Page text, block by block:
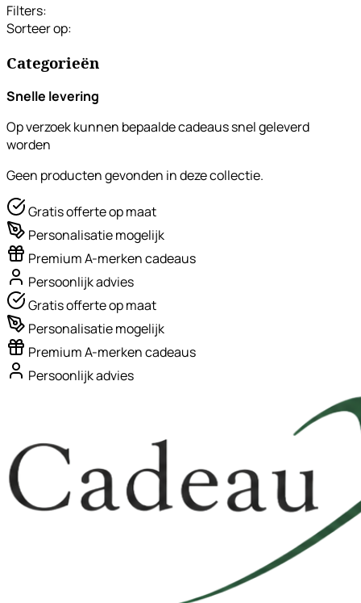
Filters:
Sorteer op:
Categorieën
Snelle levering
Op verzoek kunnen bepaalde cadeaus snel geleverd
worden
Geen producten gevonden in deze collectie.
Gratis offerte op maat
Personalisatie mogelijk
Premium A-merken cadeaus
Persoonlijk advies
Gratis offerte op maat
Personalisatie mogelijk
Premium A-merken cadeaus
Persoonlijk advies